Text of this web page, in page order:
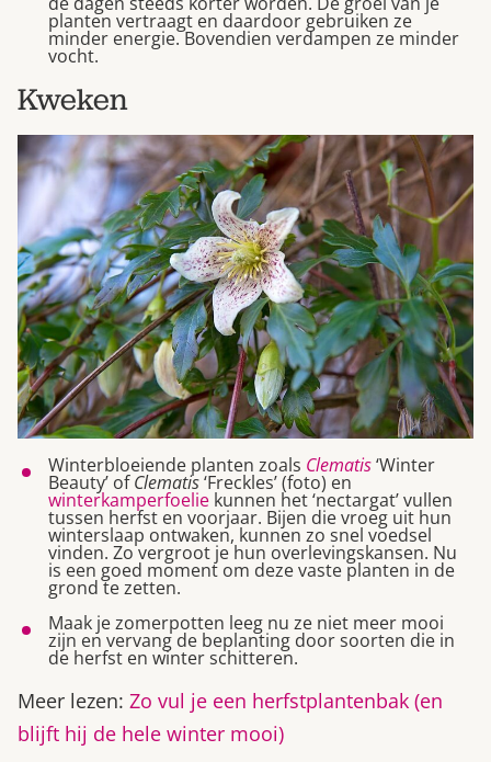
planten vertraagt en daardoor gebruiken ze
minder energie. Bovendien verdampen ze minder
vocht.
Kweken
Winterbloeiende planten zoals Clematis‘Winter
Beauty’ ofClematis‘Freckles’ (foto) en
winterkamperfoelie kunnen het ‘nectargat’ vullen
tussen herfst en voorjaar. Bijen die vroeg uit hun
winterslaap ontwaken, kunnen zo snel voedsel
vinden. Zo vergroot je hun overlevingskansen. Nu
is een goed moment om deze vaste planten in de
grond te zetten.
Maak je zomerpotten leeg nu ze niet meer mooi
zijn en vervang de beplanting door soorten die in
de herfst en winter schitteren.
Meer lezen: Zo vul je een herfstplantenbak (en
blijft hij de hele winter mooi)